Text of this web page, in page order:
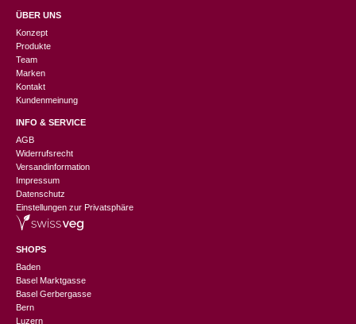
ÜBER UNS
Konzept
Produkte
Team
Marken
Kontakt
Kundenmeinung
INFO & SERVICE
AGB
Widerrufsrecht
Versandinformation
Impressum
Datenschutz
Einstellungen zur Privatsphäre
SHOPS
Baden
Basel Marktgasse
Basel Gerbergasse
Bern
Luzern